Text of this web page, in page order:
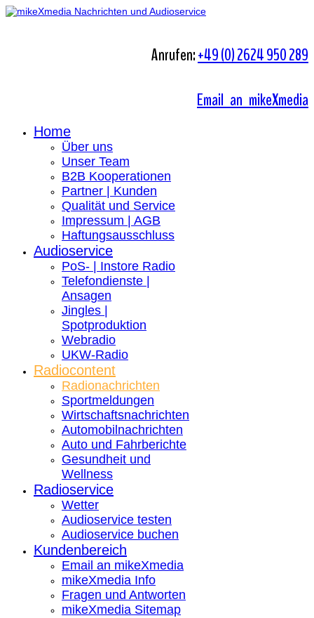
Anrufen:+49 (0) 2624 950 289
Email an mikeXmedia
Home
Über uns
Unser Team
B2B Kooperationen
Partner | Kunden
Qualität und Service
Impressum | AGB
Haftungsausschluss
Audioservice
PoS- | Instore Radio
Telefondienste |
Ansagen
Jingles |
Spotproduktion
Webradio
UKW-Radio
Radiocontent
Radionachrichten
Sportmeldungen
Wirtschaftsnachrichten
Automobilnachrichten
Auto und Fahrberichte
Gesundheit und
Wellness
Radioservice
Wetter
Audioservice testen
Audioservice buchen
Kundenbereich
Email an mikeXmedia
mikeXmedia Info
Fragen und Antworten
mikeXmedia Sitemap